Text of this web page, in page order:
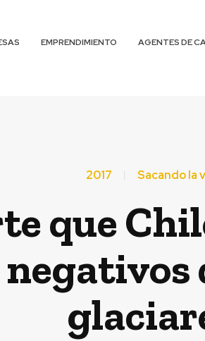
EMPRENDIMIENTO AGENTES DE
2017 Sacando la
que